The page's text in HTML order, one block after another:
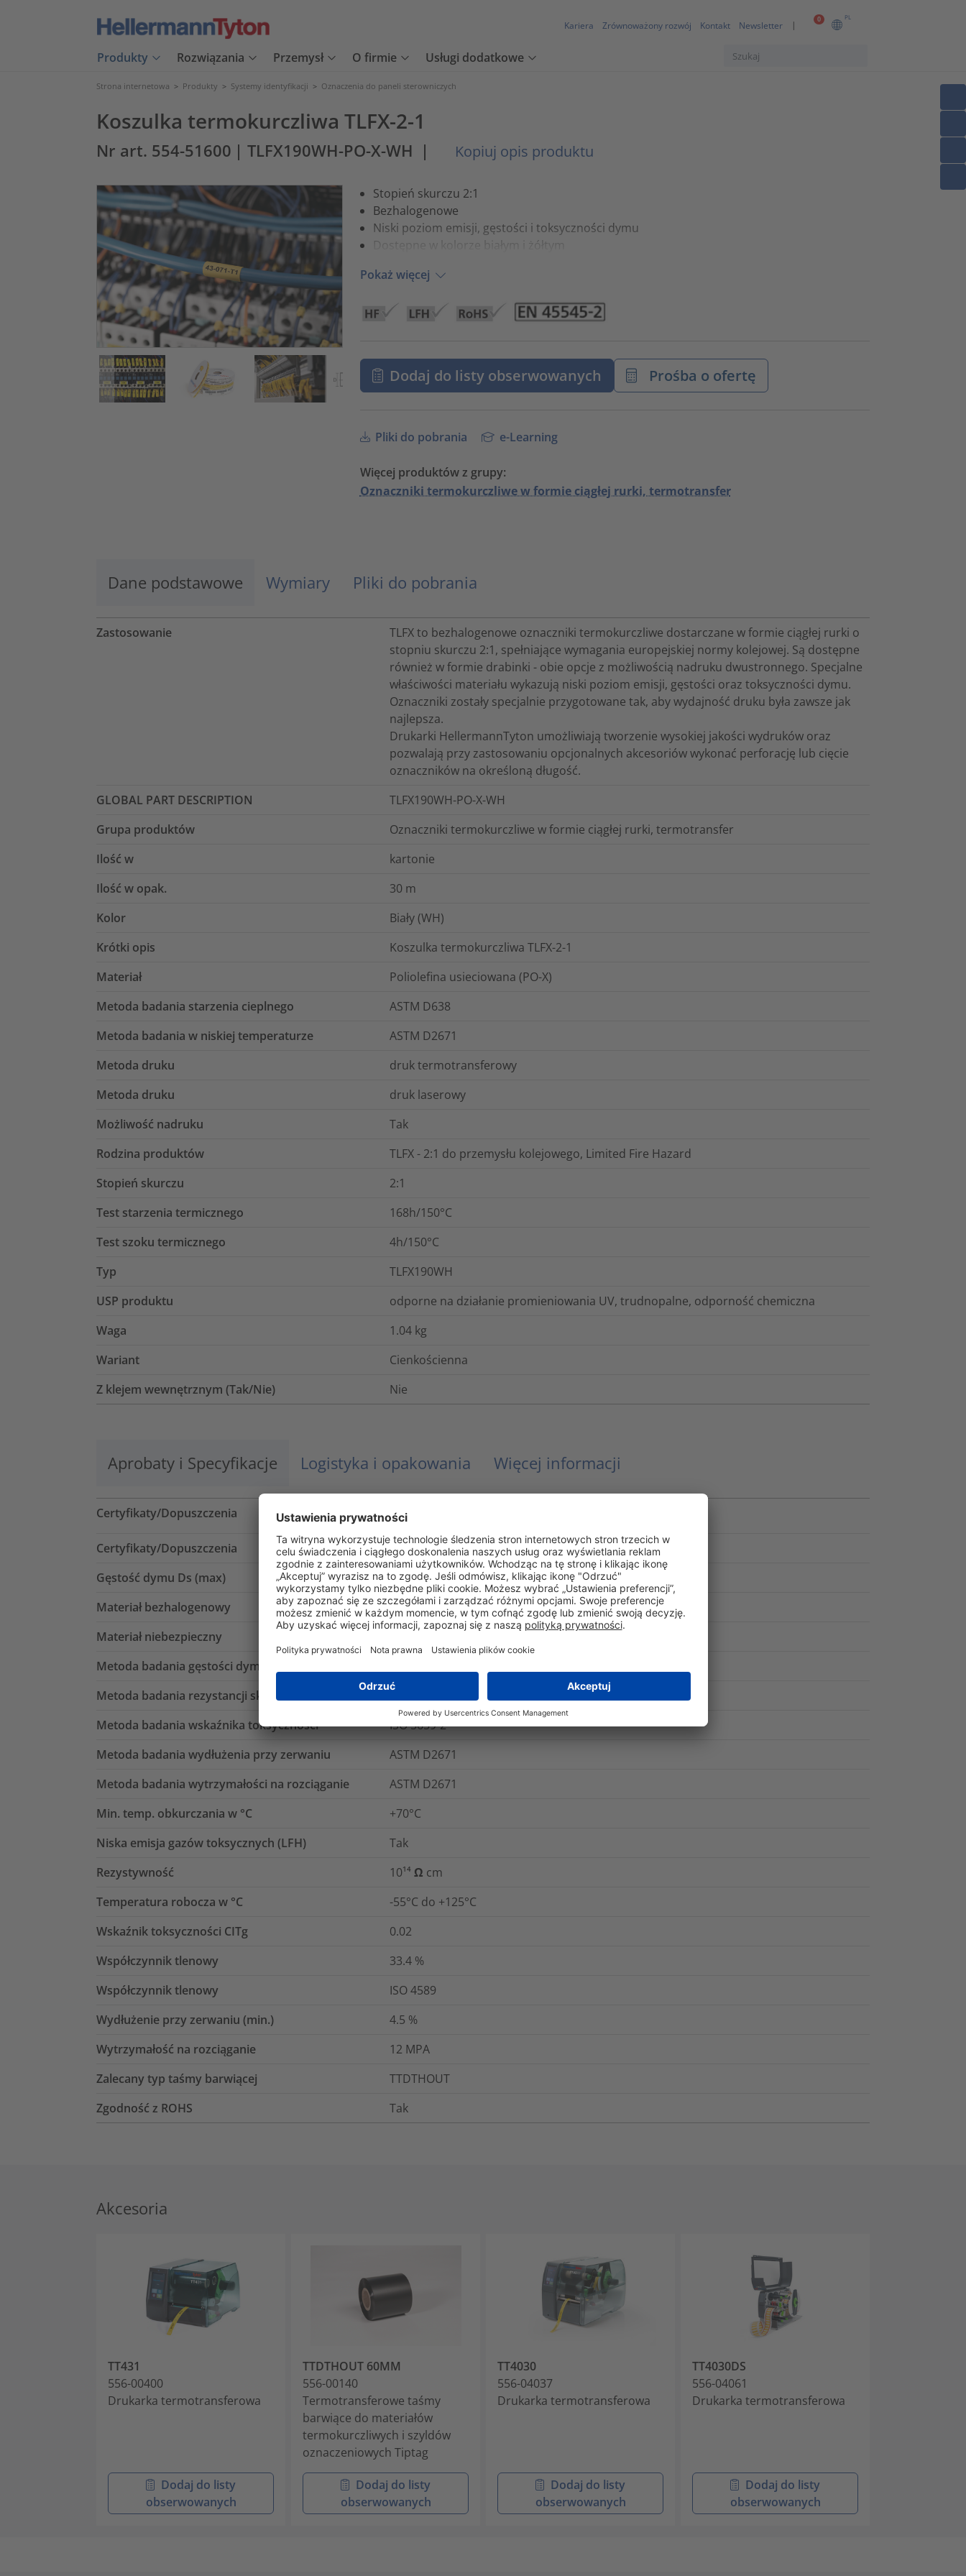
0 PL
Kariera Zrównoważony rozwój Kontakt Newsletter
Produkty Rozwiązania Przemysł O firmie Usługi dodatkowe
Strona internetowa > Produkty > Systemy identyfikacji > Oznaczenia do paneli sterowniczych
Koszulka termokurczliwa TLFX-2-1
Nr art. 554-51600 | TLFX190WH-PO-X-WH | Kopiuj opis produktu
Stopień skurczu 2:1
Bezhalogenowe
Niski poziom emisji, gęstości i toksyczności dymu
Dostępne w kolorze białym i żółtym
Pokaż więcej
Dodaj do listy obserwowanych Prośba o ofertę
Pliki do pobrania e-Learning
Więcej produktów z grupy:
Oznaczniki termokurczliwe w formie ciągłej rurki, termotransfer
Dane podstawowe Wymiary Pliki do pobrania
Zastosowanie
TLFX to bezhalogenowe oznaczniki termokurczliwe dostarczane w formie ciągłej rurki o
stopniu skurczu 2:1, spełniające wymagania europejskiej normy kolejowej. Są dostępne
również w formie drabinki - obie opcje z możliwością nadruku dwustronnego. Specjalne
właściwości materiału wykazują niski poziom emisji, gęstości oraz toksyczności dymu.
Oznaczniki zostały specjalnie przygotowane tak, aby wydajność druku była zawsze jak
najlepsza.
Drukarki HellermannTyton umożliwiają tworzenie wysokiej jakości wydruków oraz
pozwalają przy zastosowaniu opcjonalnych akcesoriów wykonać perforację lub cięcie
oznaczników na określoną długość.
GLOBAL PART DESCRIPTION
TLFX190WH-PO-X-WH
Grupa produktów
Oznaczniki termokurczliwe w formie ciągłej rurki, termotransfer
Ilość w
kartonie
Ilość w opak.
30 m
Kolor
Biały (WH)
Krótki opis
Koszulka termokurczliwa TLFX-2-1
Materiał
Poliolefina usieciowana (PO-X)
Metoda badania starzenia cieplnego
ASTM D638
Metoda badania w niskiej temperaturze
ASTM D2671
Metoda druku
druk termotransferowy
Metoda druku
druk laserowy
Możliwość nadruku
Tak
Rodzina produktów
TLFX - 2:1 do przemysłu kolejowego, Limited Fire Hazard
Stopień skurczu
2:1
Test starzenia termicznego
168h/150°C
Test szoku termicznego
4h/150°C
Typ
TLFX190WH
USP produktu
odporne na działanie promieniowania UV, trudnopalne, odporność chemiczna
Waga
1.04 kg
Wariant
Cienkościenna
Z klejem wewnętrznym (Tak/Nie)
Nie
Aprobaty i Specyfikacje Logistyka i opakowania Więcej informacji
Certyfikaty/Dopuszczenia
Certyfikaty/Dopuszczenia
EN 45545-2
Gęstość dymu Ds (max)
6.2
Materiał bezhalogenowy
Tak
Materiał niebezpieczny
Metoda badania gęstości dymu
Metoda badania rezystancji skrośnej
ASTM D257
Metoda badania wskaźnika toksyczności
ISO 5659-2
Metoda badania wydłużenia przy zerwaniu
ASTM D2671
Metoda badania wytrzymałości na rozciąganie
ASTM D2671
Min. temp. obkurczania w °C
+70°C
Niska emisja gazów toksycznych (LFH)
Tak
Rezystywność
10¹⁴ Ω cm
Temperatura robocza w °C
-55°C do +125°C
Wskaźnik toksyczności CITg
0.02
Współczynnik tlenowy
33.4 %
Współczynnik tlenowy
ISO 4589
Wydłużenie przy zerwaniu (min.)
4.5 %
Wytrzymałość na rozciąganie
12 MPA
Zalecany typ taśmy barwiącej
TTDTHOUT
Zgodność z ROHS
Tak
Akcesoria
TT431
556-00400
Drukarka termotransferowa
Dodaj do listy
obserwowanych
TTDTHOUT 60MM
556-00140
Termotransferowe taśmy
barwiące do materiałów
termokurczliwych i szyldów
oznaczeniowych Tiptag
Dodaj do listy
obserwowanych
TT4030
556-04037
Drukarka termotransferowa
Dodaj do listy
obserwowanych
TT4030DS
556-04061
Drukarka termotransferowa
Dodaj do listy
obserwowanych